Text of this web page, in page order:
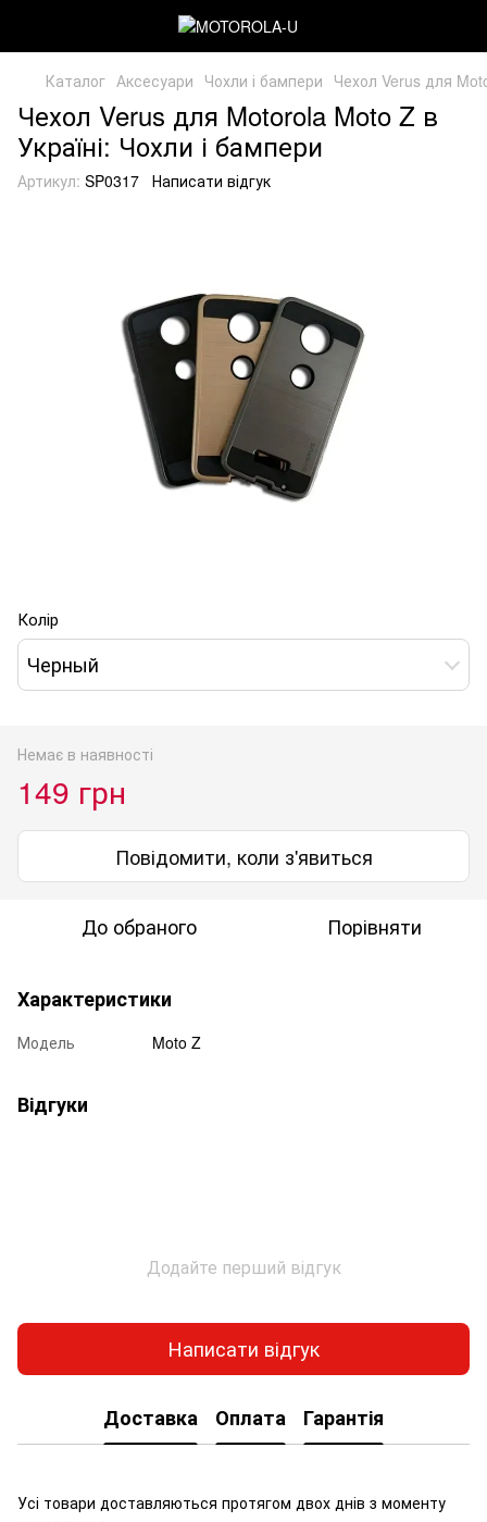
Каталог Аксесуари Чохли і бампери Чехол Verus для
Чехол Verus для Motorola Moto Z в
Україні: Чохли і бампери
Артикул: SP0317 Написати відгук
Колір
Черный
Немає в наявності
149 грн
Повідомити, коли з'явиться
До обраного Порівняти
Характеристики
Модель Moto Z
Відгуки
Додайте перший відгук
Написати відгук
Доставка Оплата Гарантія
Усі товари доставляються протягом двох днів з моменту